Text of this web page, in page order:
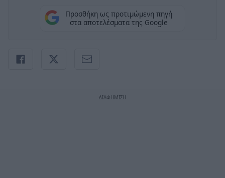
Προσθήκη ως προτιμώμενη πηγή
στα αποτελέσματα της Google